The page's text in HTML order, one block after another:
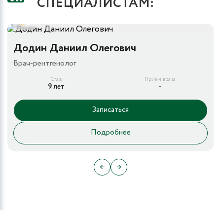
5
Додин Даниил Олегович
Врач-рентгенолог
Стаж
9 лет
Прием врача
-
Записаться
Подробнее
← →